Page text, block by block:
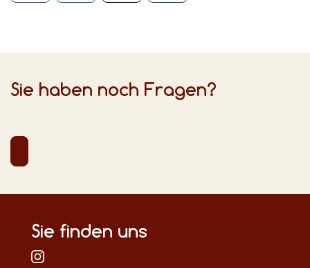
Sie haben noch Fragen?
Sie finden uns